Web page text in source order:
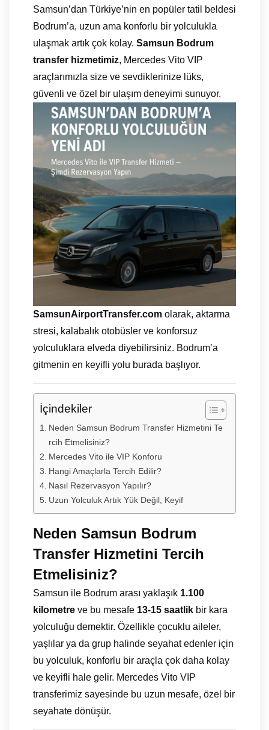
Samsun’dan Türkiye’nin en popüler tatil beldesi
Bodrum’a, uzun ama konforlu bir yolculukla
ulaşmak artık çok kolay. Samsun Bodrum
transfer hizmetimiz, Mercedes Vito VIP
araçlarımızla size ve sevdiklerinize lüks,
güvenli ve özel bir ulaşım deneyimi sunuyor.
SamsunAirportTransfer.com olarak, aktarma
stresi, kalabalık otobüsler ve konforsuz
yolculuklara elveda diyebilirsiniz. Bodrum’a
gitmenin en keyifli yolu burada başlıyor.
İçindekiler
Neden Samsun Bodrum Transfer Hizmetini Te
rcih Etmelisiniz?
Mercedes Vito ile VIP Konforu
Hangi Amaçlarla Tercih Edilir?
Nasıl Rezervasyon Yapılır?
Uzun Yolculuk Artık Yük Değil, Keyif
Neden Samsun Bodrum
Transfer Hizmetini Tercih
Etmelisiniz?
Samsun ile Bodrum arası yaklaşık 1.100
kilometre ve bu mesafe 13-15 saatlik bir kara
yolculuğu demektir. Özellikle çocuklu aileler,
yaşlılar ya da grup halinde seyahat edenler için
bu yolculuk, konforlu bir araçla çok daha kolay
ve keyifli hale gelir. Mercedes Vito VIP
transferimiz sayesinde bu uzun mesafe, özel bir
seyahate dönüşür.